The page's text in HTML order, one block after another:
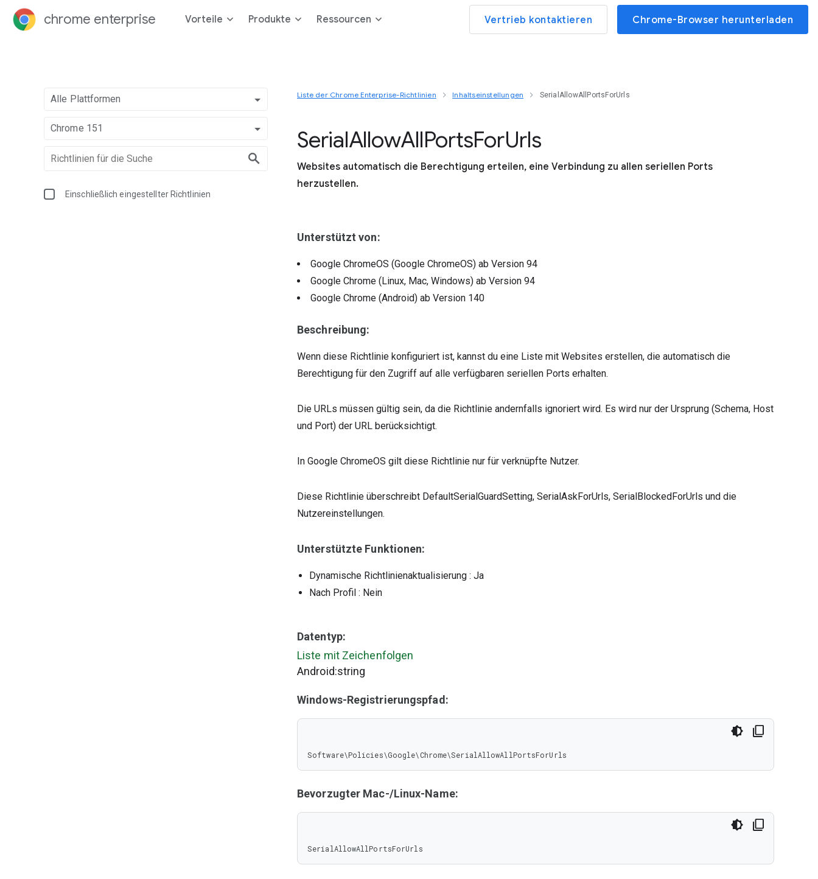
chrome enterprise Vorteile Produkte Ressourcen Vertrieb kontaktieren Chrome-Browser herunterladen
Alle Plattformen
Chrome 151
Einschließlich eingestellter Richtlinien
Liste der Chrome Enterprise-Richtlinien Inhaltseinstellungen SerialAllowAllPortsForUrls
SerialAllowAllPortsForUrls
Websites automatisch die Berechtigung erteilen, eine Verbindung zu allen seriellen Ports
herzustellen.
Unterstützt von:
Google ChromeOS (Google ChromeOS) ab Version 94
Google Chrome (Linux, Mac, Windows) ab Version 94
Google Chrome (Android) ab Version 140
Beschreibung:
Wenn diese Richtlinie konfiguriert ist, kannst du eine Liste mit Websites erstellen, die automatisch die
Berechtigung für den Zugriff auf alle verfügbaren seriellen Ports erhalten.
Die URLs müssen gültig sein, da die Richtlinie andernfalls ignoriert wird. Es wird nur der Ursprung (Schema, Host
und Port) der URL berücksichtigt.
In Google ChromeOS gilt diese Richtlinie nur für verknüpfte Nutzer.
Diese Richtlinie überschreibt DefaultSerialGuardSetting, SerialAskForUrls, SerialBlockedForUrls und die
Nutzereinstellungen.
Unterstützte Funktionen:
Dynamische Richtlinienaktualisierung : Ja
Nach Profil : Nein
Datentyp:
Liste mit Zeichenfolgen
Android:string
Windows-Registrierungspfad:
Software\Policies\Google\Chrome\SerialAllowAllPortsForUrls
Bevorzugter Mac-/Linux-Name:
SerialAllowAllPortsForUrls